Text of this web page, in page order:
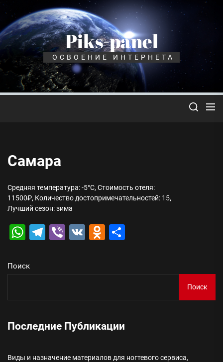
Перейти
содержимому
Piks-panel
ОСВОЕНИЕ ИНТЕРНЕТА
Самара
Средняя температура: -5°C, Стоимость отеля:
11500₽, Количество достопримечательностей: 15,
Лучший сезон: зима
WhatsApp
Telegram
Viber
VK Odnoklassniki
Поиск
Поиск
Последние Публикации
Виды и назначение материалов для ногтевого сервиса,